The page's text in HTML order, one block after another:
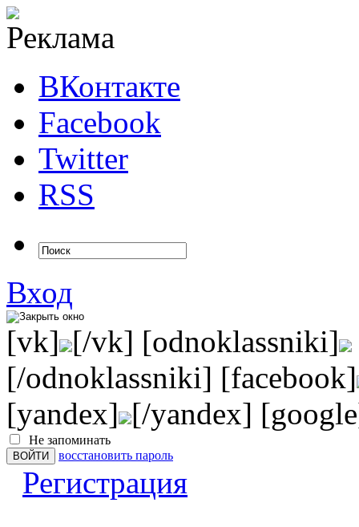
ВКонтакте
Facebook
Twitter
RSS
Вход
[vk] [/vk] [odnoklassniki]
[/odnoklassniki] [facebook]
[yandex] [/yandex]
Не запоминать
восстановить пароль
Регистрация